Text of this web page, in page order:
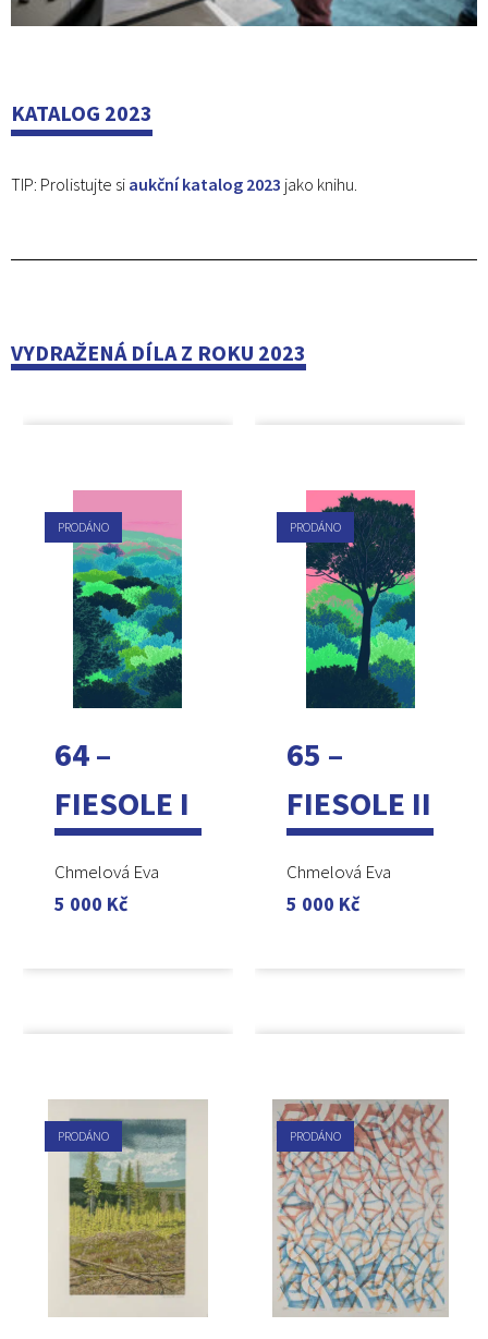
KATALOG 2023
TIP: Prolistujte si aukční katalog 2023 jako knihu.
VYDRAŽENÁ DÍLA Z ROKU 2023
PRODÁNO
64 –
FIESOLE I
Chmelová Eva
5 000 Kč
PRODÁNO
65 –
FIESOLE II
Chmelová Eva
5 000 Kč
PRODÁNO PRODÁNO